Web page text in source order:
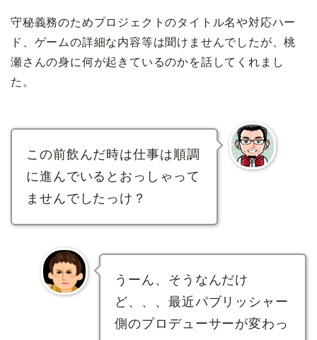
守秘義務のためプロジェクトのタイトル名や対応ハー
ド、ゲームの詳細な内容等は聞けませんでしたが、桃
瀬さんの身に何が起きているのかを話してくれまし
た。
この前飲んだ時は仕事は順調
に進んでいるとおっしゃって
ませんでしたっけ？
うーん、そうなんだけ
ど、、、最近パブリッシャー
側のプロデューサーが変わっ